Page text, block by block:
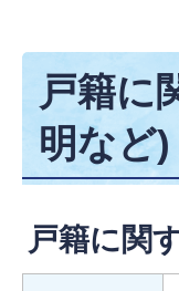
戸籍に
明など)
戸籍に関